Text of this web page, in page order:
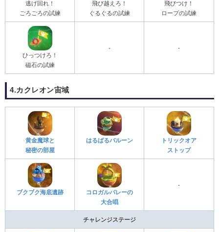
逃げ回れ！
ごろごろの試練
飛び越えろ！
ぐるぐるの試練
飛びつけ！
ロープの試練
ひっつけろ！
磁石の試練
- -
4.カクレオン宙域
黄金魔球と
秘密の部屋
はるばるバルーン
トリックオア
ストップ
ブクブク海底遺跡
コロガルバレーの
大合唱
-
チャレンジステージ